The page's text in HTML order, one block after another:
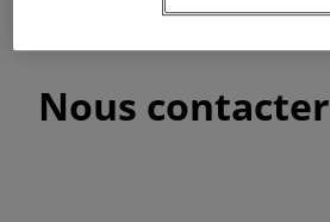
Nous contacter